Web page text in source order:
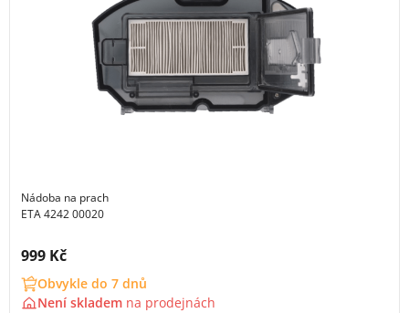
Nádoba na prach
ETA 4242 00020
Cena s DPH:
999 Kč
Obvykle do 7 dnů
Není skladem na prodejnách